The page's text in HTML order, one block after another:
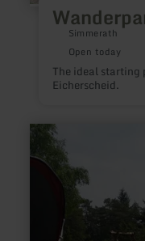
Simmerath
Open today
The ideal
Eicherscheid.
learn
more
about:
Zeltplatz
Üxheim-
Niederehe